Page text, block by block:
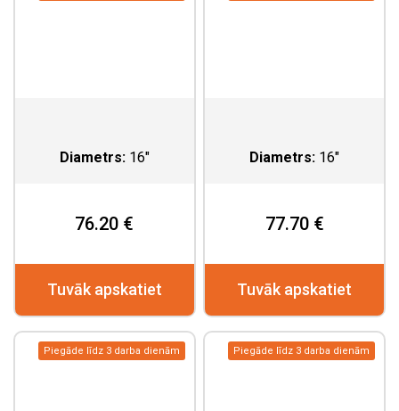
Diametrs:16"
76.20 €
Tuvāk apskatiet
Diametrs: 16"
77.70 €
Tuvāk apskatiet
Piegāde līdz 3 darba dienām Piegāde līdz 3 darba dienām